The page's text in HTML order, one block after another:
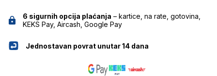
6 sigurnih opcija plaćanja – kartice, na rate, gotovina,
KEKS Pay, Aircash, Google Pay
Jednostavan povrat unutar 14 dana